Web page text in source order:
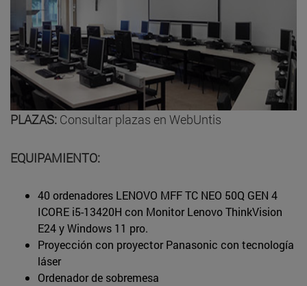
PLAZAS: Consultar plazas en WebUntis
EQUIPAMIENTO:
40 ordenadores LENOVO MFF TC NEO 50Q GEN 4
ICORE i5-13420H con Monitor Lenovo ThinkVision
E24 y Windows 11 pro.
Proyección con proyector Panasonic con tecnología
láser
Ordenador de sobremesa